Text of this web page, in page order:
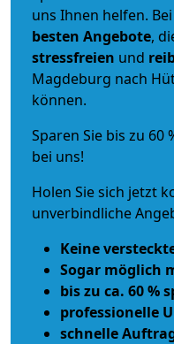
uns Ihnen helfen.
besten Angebote,
stressfreien und
Magdeburg nach
können.
Sparen Sie bis zu
bei uns!
Holen Sie sich jetzt
unverbindliche
Keine
Sogar möglich
bis zu ca. 60 %
professionelle
schnelle